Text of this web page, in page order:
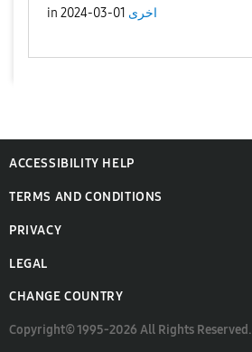
in اخرى 01-03-2024
ACCESSIBILITY HELP
TERMS AND CONDITIONS
PRIVACY
LEGAL
CHANGE COUNTRY
Copyright© 1995-2026 All Rights Reserved.